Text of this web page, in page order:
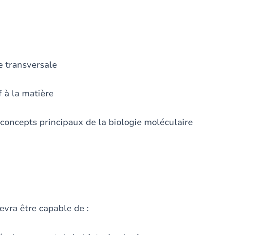
transversale
à la matière
principaux de la biologie moléculaire
être capable de :